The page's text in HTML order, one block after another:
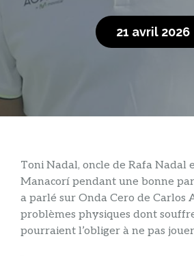
21 avril 2026
Toni Nadal, oncle de Rafa Nadal
Manacorí pendant une bonne
a parlé sur Onda Cero de Carlos
problèmes physiques dont
pourraient l’obliger à ne pas